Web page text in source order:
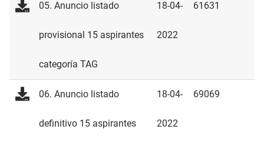
05. Anuncio listado
provisional 15 aspirantes
categoría TAG
18-04-
2022
61631
06. Anuncio listado
definitivo 15 aspirantes
18-04-
2022
69069